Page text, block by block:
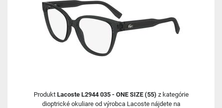
Produkt Lacoste L2944 035 - ONE SIZE (55) z kategórie
dioptrické okuliare od výrobca Lacoste nájdete na